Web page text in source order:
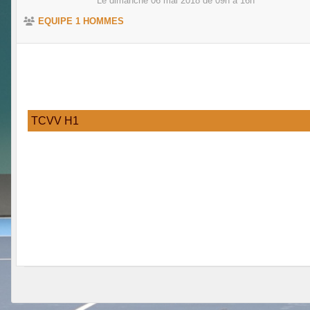
EQUIPE 1 HOMMES
TCVV H1